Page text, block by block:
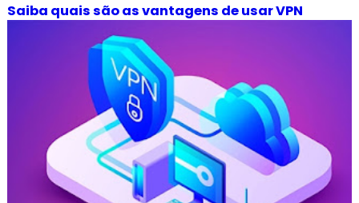
Saiba quais são as vantagens de usar VPN